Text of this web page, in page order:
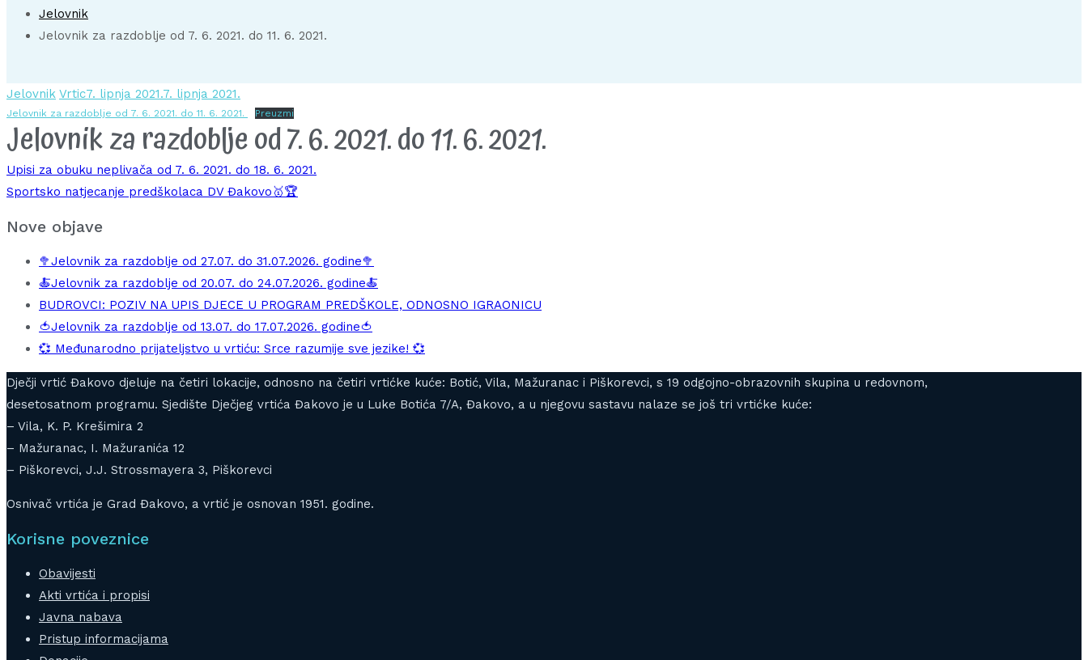
Jelovnik
Jelovnik za razdoblje od 7. 6. 2021. do 11. 6. 2021.
Jelovnik Vrtic7. lipnja 2021.7. lipnja 2021.
Jelovnik za razdoblje od 7. 6. 2021. do 11. 6. 2021. Preuzmi
Jelovnik za razdoblje od 7. 6. 2021. do 11. 6. 2021.
Navigacija
objava
Upisi za obuku neplivača od 7. 6. 2021. do 18. 6. 2021.
Sportsko natjecanje predškolaca DV Đakovo🥇🏆
Nove objave
🥦Jelovnik za razdoblje od 27.07. do 31.07.2026. godine🥦
🍝Jelovnik za razdoblje od 20.07. do 24.07.2026. godine🍝
BUDROVCI: POZIV NA UPIS DJECE U PROGRAM PREDŠKOLE, ODNOSNO IGRAONICU
🍅Jelovnik za razdoblje od 13.07. do 17.07.2026. godine🍅
💞 Međunarodno prijateljstvo u vrtiću: Srce razumije sve jezike! 💞
Dječji vrtić Đakovo djeluje na četiri lokacije, odnosno na četiri vrtićke kuće: Botić, Vila, Mažuranac i Piškorevci, s 19 odgojno-obrazovnih skupina u redovnom,
desetosatnom programu. Sjedište Dječjeg vrtića Đakovo je u Luke Botića 7/A, Đakovo, a u njegovu sastavu nalaze se još tri vrtićke kuće:
– Vila, K. P. Krešimira 2
– Mažuranac, I. Mažuranića 12
– Piškorevci, J.J. Strossmayera 3, Piškorevci
Osnivač vrtića je Grad Đakovo, a vrtić je osnovan 1951. godine.
Korisne poveznice
Obavijesti
Akti vrtića i propisi
Javna nabava
Pristup informacijama